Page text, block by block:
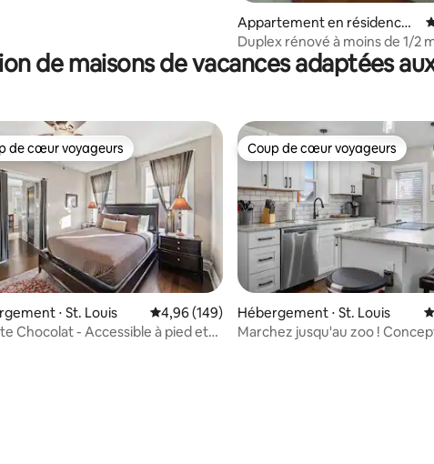
Appartement en résidence ⋅
Richmond Heights
Duplex rénové à moins de 1/2
Clayton.
de maisons de vacances adaptées
sur la base de 173 commentaires : 4,95 sur 5
de cœur voyageurs
de cœur voyageurs
⋅ St. Louis Évaluation moyenne sur la base de 149
4,96 (149)
Chocolat - Accessible à pied et
Coup de cœur voyageurs
Coup de cœur voyageurs
Hébergement ⋅ St. Louis
Marchez jusqu'au zoo !